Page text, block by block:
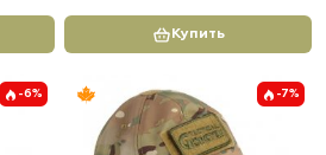
Купить
-6% -7%